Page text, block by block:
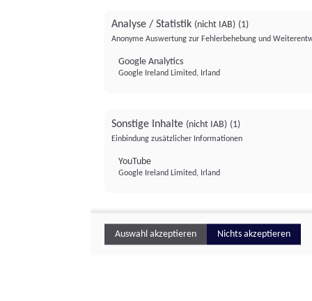
Analyse / Statistik (nicht IAB) (1)
Anonyme Auswertung zur Fehlerbehebung und
Google Analytics
Google Ireland Limited, Irland
Sonstige Inhalte (nicht IAB) (1)
Einbindung zusätzlicher Informationen
YouTube
Google Ireland Limited, Irland
Auswahl akzeptieren Nichts akzeptieren